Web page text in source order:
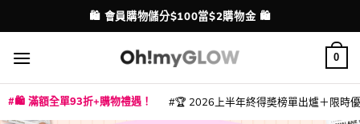
to
content
配送港澳
🛍️ 會員購物儲分$100當$2購物金 🛍️
0
🛍️ 滿額全單93折+購物禮遇！ 🏆 2026上半年終得奬榜單出爐＋限時